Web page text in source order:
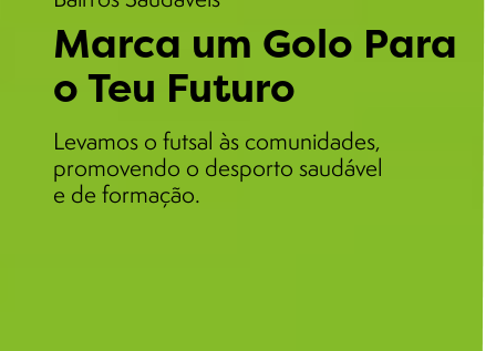
Marca um Golo Para
o Teu Futuro
Levamos o futsal às comunidades,
promovendo o desporto saudável
e de formação.